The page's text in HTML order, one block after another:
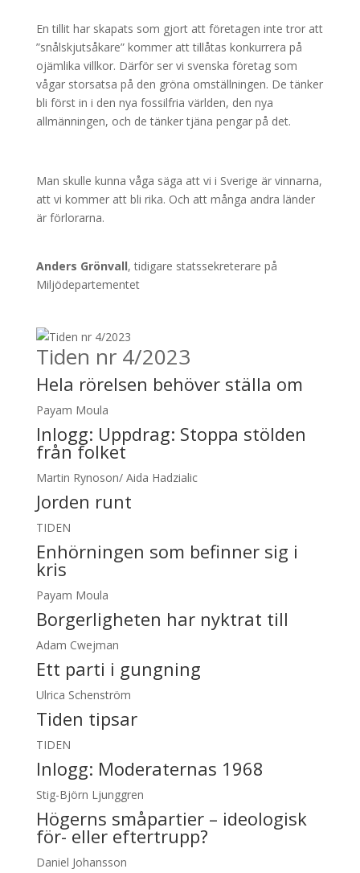
En tillit har skapats som gjort att företagen inte tror att
”snålskjutsåkare” kommer att tillåtas konkurrera på
ojämlika villkor. Därför ser vi svenska företag som
vågar storsatsa på den gröna omställningen. De tänker
bli först in i den nya fossilfria världen, den nya
allmänningen, och de tänker tjäna pengar på det.
Man skulle kunna våga säga att vi i Sverige är vinnarna,
att vi kommer att bli rika. Och att många andra länder
är förlorarna.
Anders Grönvall, tidigare statssekreterare på
Miljödepartementet
Tiden nr 4/2023
Hela rörelsen behöver ställa om
Payam Moula
Inlogg: Uppdrag: Stoppa stölden
från folket
Martin Rynoson/ Aida Hadzialic
Jorden runt
TIDEN
Enhörningen som befinner sig i
kris
Payam Moula
Borgerligheten har nyktrat till
Adam Cwejman
Ett parti i gungning
Ulrica Schenström
Tiden tipsar
TIDEN
Inlogg: Moderaternas 1968
Stig-Björn Ljunggren
Högerns småpartier – ideologisk
för- eller eftertrupp?
Daniel Johansson